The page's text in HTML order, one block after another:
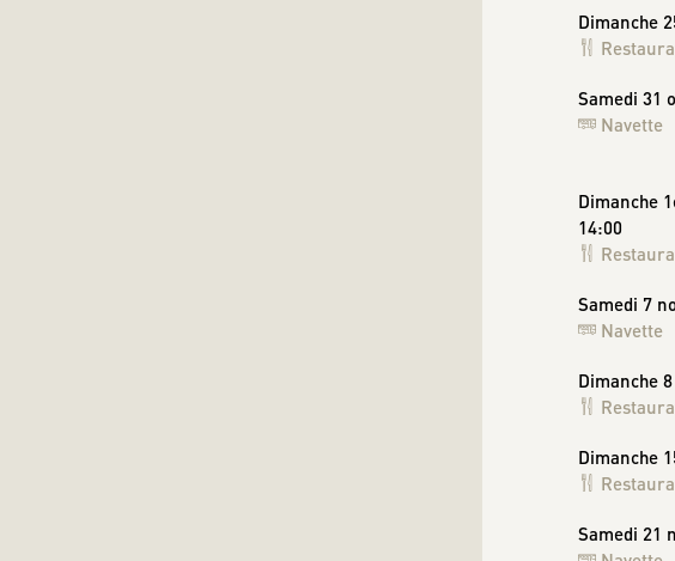
Dimanche
Samedi 31
Navette
Dimanche
14:00
Samedi 7
Navette
Dimanche
Dimanche
Samedi 21